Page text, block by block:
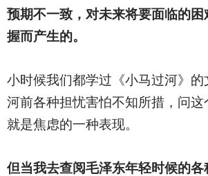
预期不一致，对未来将要面临的
握而产生的。
小时候我们都学过《小马过河》的
河前各种担忧害怕不知所措，问这
就是焦虑的一种表现。
但当我去查阅毛泽东年轻时候的